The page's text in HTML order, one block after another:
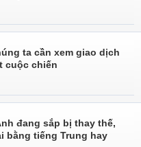
ta cần xem giao dịch
cuộc chiến
đang sắp bị thay thế,
bằng tiếng Trung hay